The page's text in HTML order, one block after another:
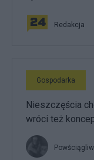
Redakcja
Gospodarka
Nieszczęścia
wróci też